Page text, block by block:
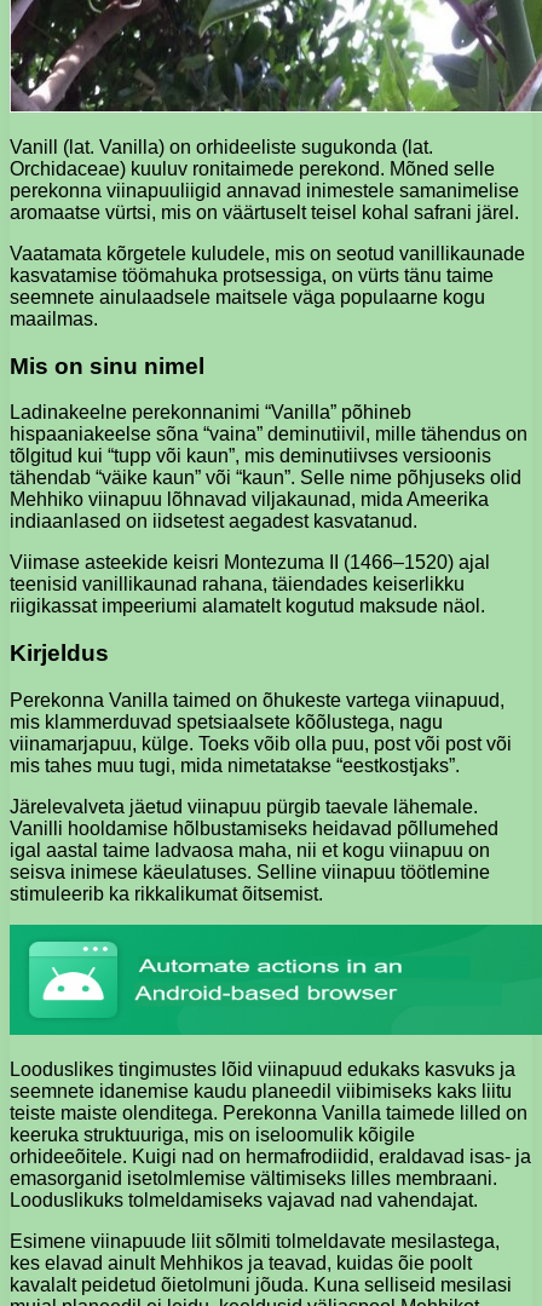
Vanill (lat. Vanilla) on orhideeliste sugukonda (lat.
Orchidaceae) kuuluv ronitaimede perekond. Mõned selle
perekonna viinapuuliigid annavad inimestele samanimelise
aromaatse vürtsi, mis on väärtuselt teisel kohal safrani järel.
Vaatamata kõrgetele kuludele, mis on seotud vanillikaunade
kasvatamise töömahuka protsessiga, on vürts tänu taime
seemnete ainulaadsele maitsele väga populaarne kogu
maailmas.
Mis on sinu nimel
Ladinakeelne perekonnanimi “Vanilla” põhineb
hispaaniakeelse sõna “vaina” deminutiivil, mille tähendus on
tõlgitud kui “tupp või kaun”, mis deminutiivses versioonis
tähendab “väike kaun” või “kaun”. Selle nime põhjuseks olid
Mehhiko viinapuu lõhnavad viljakaunad, mida Ameerika
indiaanlased on iidsetest aegadest kasvatanud.
Viimase asteekide keisri Montezuma II (1466–1520) ajal
teenisid vanillikaunad rahana, täiendades keiserlikku
riigikassat impeeriumi alamatelt kogutud maksude näol.
Kirjeldus
Perekonna Vanilla taimed on õhukeste vartega viinapuud,
mis klammerduvad spetsiaalsete kõõlustega, nagu
viinamarjapuu, külge. Toeks võib olla puu, post või post või
mis tahes muu tugi, mida nimetatakse “eestkostjaks”.
Järelevalveta jäetud viinapuu pürgib taevale lähemale.
Vanilli hooldamise hõlbustamiseks heidavad põllumehed
igal aastal taime ladvaosa maha, nii et kogu viinapuu on
seisva inimese käeulatuses. Selline viinapuu töötlemine
stimuleerib ka rikkalikumat õitsemist.
Looduslikes tingimustes lõid viinapuud edukaks kasvuks ja
seemnete idanemise kaudu planeedil viibimiseks kaks liitu
teiste maiste olenditega. Perekonna Vanilla taimede lilled on
keeruka struktuuriga, mis on iseloomulik kõigile
orhideeõitele. Kuigi nad on hermafrodiidid, eraldavad isas- ja
emasorganid isetolmlemise vältimiseks lilles membraani.
Looduslikuks tolmeldamiseks vajavad nad vahendajat.
Esimene viinapuude liit sõlmiti tolmeldavate mesilastega,
kes elavad ainult Mehhikos ja teavad, kuidas õie poolt
kavalalt peidetud õietolmuni jõuda. Kuna selliseid mesilasi